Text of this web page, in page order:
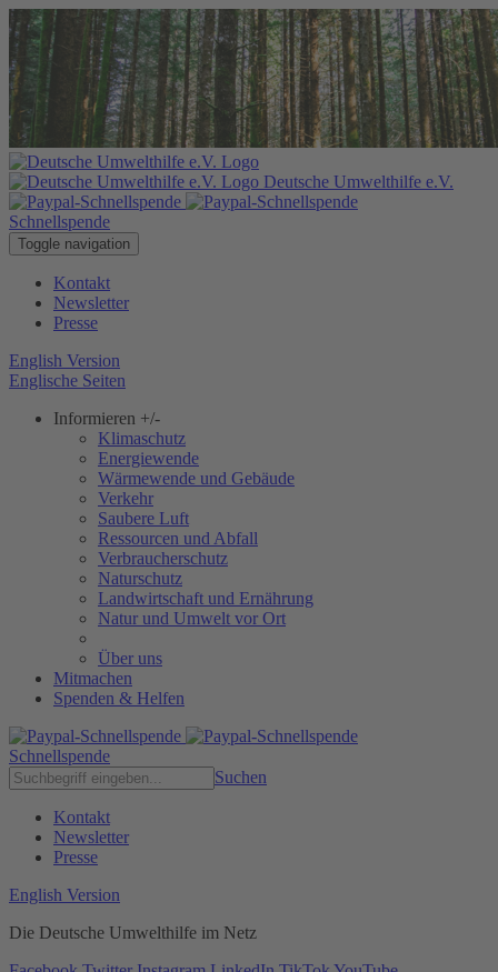
Deutsche Umwelthilfe e.V.
Schnellspende
Toggle navigation
Kontakt
Newsletter
Presse
English Version
Englische Seiten
Informieren +/-
Klimaschutz
Energiewende
Wärmewende und Gebäude
Verkehr
Saubere Luft
Ressourcen und Abfall
Verbraucherschutz
Naturschutz
Landwirtschaft und Ernährung
Natur und Umwelt vor Ort
Über uns
Mitmachen
Spenden & Helfen
Schnellspende
Suchen
Kontakt
Newsletter
Presse
English Version
Die Deutsche Umwelthilfe im Netz